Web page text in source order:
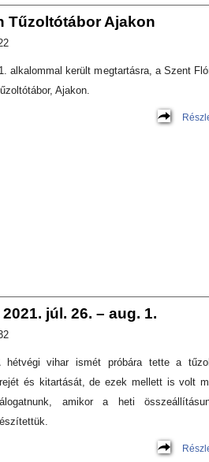
Tűzoltótábor Ajakon
alkalommal került megtartásra, a Szent
Ajakon.
júl. 26. – aug. 1.
hétvégi vihar ismét próbára tette a
és kitartását, de ezek mellett is volt
amikor a heti